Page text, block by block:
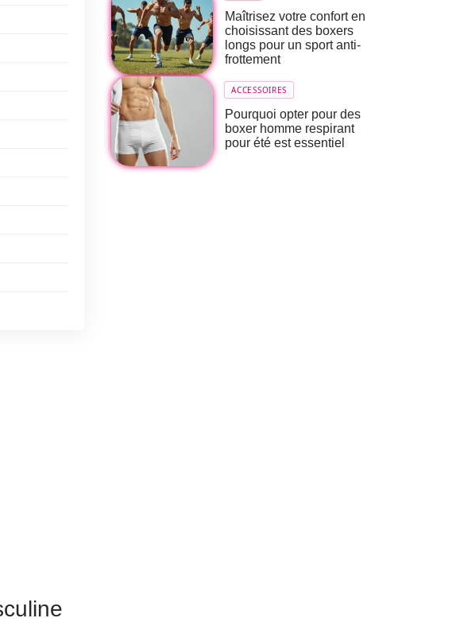
Maîtrisez votre confort en
choisissant des boxers
longs pour un sport anti-
frottement
ACCESSOIRES
Pourquoi opter pour des
boxer homme respirant
pour été est essentiel